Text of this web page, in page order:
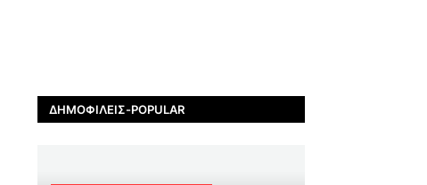
ΔΗΜΟΦΙΛΕΊΣ-POPULAR